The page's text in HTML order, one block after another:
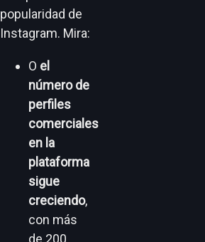
popularidad de
Instagram. Mira:
O el
número de
perfiles
comerciales
en la
plataforma
sigue
creciendo,
con más